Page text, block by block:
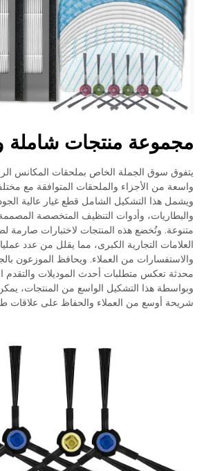
مجموعة منتجات شاملة
يتفوق سوق الجملة الخاص بملحقات المكانس
واسعة من الأجزاء والملحقات المتوافقة مع
ويشمل هذا التشكيل الشامل قطع غيار عالية
والبطاريات، وأدوات التنظيف المتخصصة
متنوعة. وتُخضع هذه المنتجات لاختبارات صارمة
العلامات التجارية الكبرى، مما يقلل من عدد
والاستفسارات من العملاء. ويحافظ الموزعون
محدثة تعكس متطلبات أحدث الموديلات والتقدم
وبواسطة هذا التشكيل الواسع من المنتجات، يمكن
شريحة أوسع من العملاء والحفاظ على علاقات